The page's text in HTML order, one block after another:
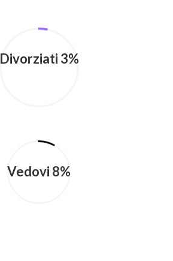
Divorziati 3%
Vedovi 8%